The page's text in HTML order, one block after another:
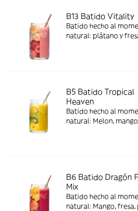
B13 Batido Vitality
Batido hecho al
natural: plátano y
B5 Batido Tropical
Heaven
Batido hecho al
natural: Melon,
B6 Batido Dragón
Mix
Batido hecho al
natural: Mango, fresa,